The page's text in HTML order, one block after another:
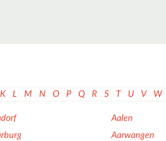
K L M N O P Q R S T U V W
Aalen
Aarwangen